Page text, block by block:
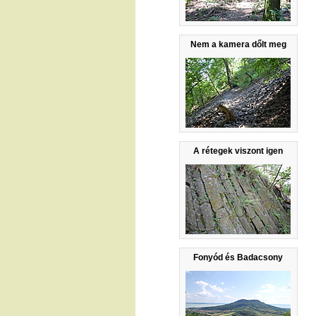
Nem a kamera dőlt meg
A rétegek viszont igen
Fonyód és Badacsony